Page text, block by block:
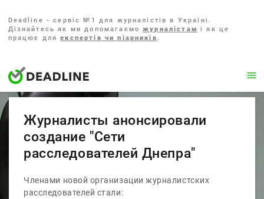
Deadline - сервіс №1 для журналістів в Україні.
Дізнайтесь як ми допомагаєможурналістам і як це
працює дляекспертів чи піарників .
Журналисты анонсировали
создание "Сети
расследователей Днепра"
Членами новой организации журналистских
расследователей стали: